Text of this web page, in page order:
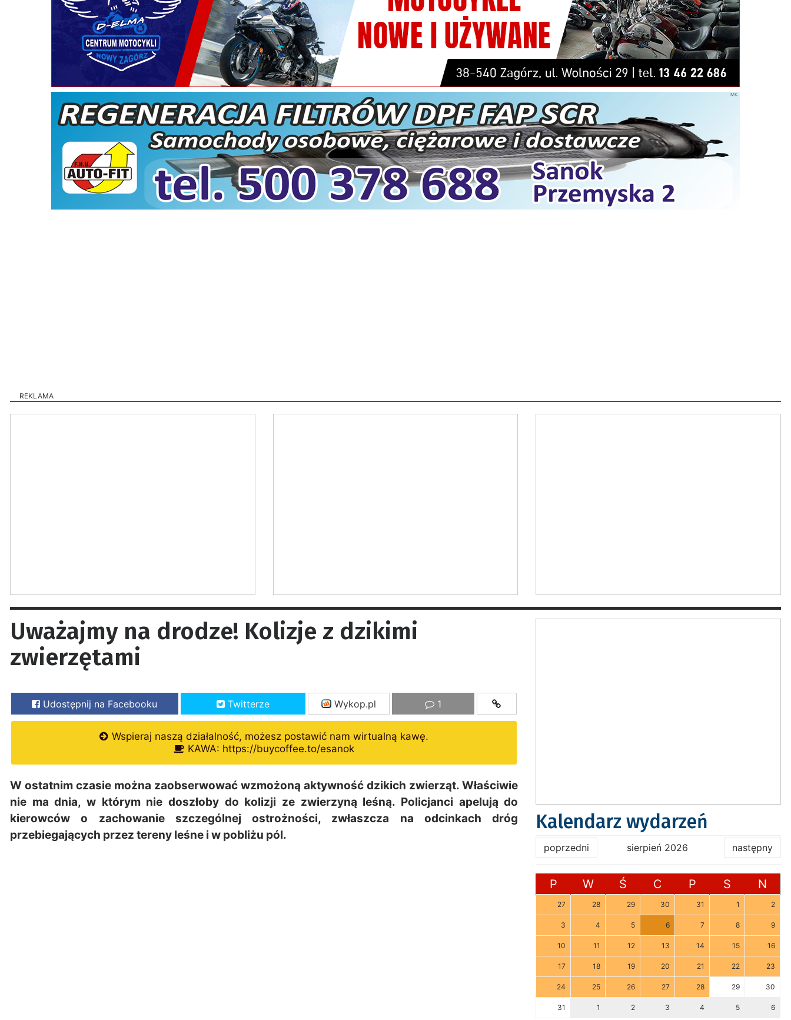
REKLAMA
Uważajmy na drodze! Kolizje z dzikimi
zwierzętami
Udostępnij na Facebooku Twitterze Wykop.pl 1
Wspieraj naszą działalność, możesz postawić nam wirtualną kawę.
KAWA: https://buycoffee.to/esanok
W ostatnim czasie można zaobserwować wzmożoną aktywność dzikich zwierząt. Właściwie
nie ma dnia, w którym nie doszłoby do kolizji ze zwierzyną leśną. Policjanci apelują do
kierowców o zachowanie szczególnej ostrożności, zwłaszcza na odcinkach dróg
przebiegających przez tereny leśne i w pobliżu pól.
Kalendarz wydarzeń
poprzedni sierpień 2026 następny
P W Ś C P S N
27 28 29 30 31 1 2
3 4 5 6 7 8 9
10 11 12 13 14 15 16
17 18 19 20 21 22 23
24 25 26 27 28 29 30
31 1 2 3 4 5 6